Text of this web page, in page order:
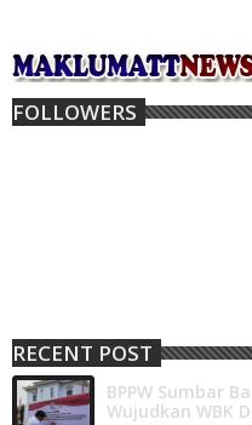
FOLLOWERS
RECENT POST
BPPW Sumbar
Wujudkan WBK